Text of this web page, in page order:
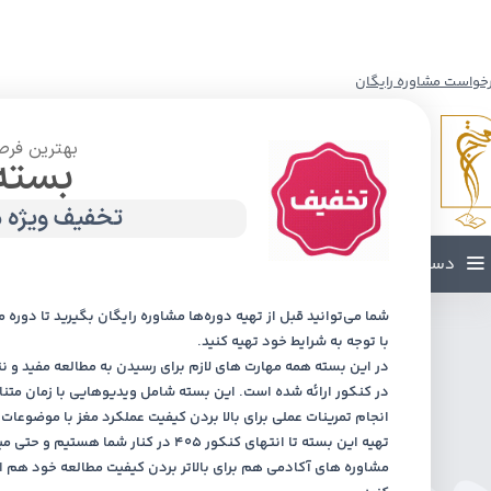
بهترین
تخفیف
شما می‌توانید قبل از تهیه دوره‌ها مشاوره رایگان بگیرید تا دوره
با توجه به شرایط خود تهیه کنید.
در این بسته همه مهارت های لازم برای رسیدن به مطالعه مفید
در کنکور ارائه شده است. این بسته شامل ویدیوهایی با زمان
انجام تمرینات عملی برای بالا بردن کیفیت عملکرد مغز با
تهیه این بسته تا انتهای کنکور 405 در کنار شما هستیم
مشاوره های آکادمی هم برای بالاتر بردن کیفیت مطالعه خود هم
مشاوره رایگان
دسته بندی محصولات
هدایت تحصیلی
روش‌های مطالعه و بازدهی